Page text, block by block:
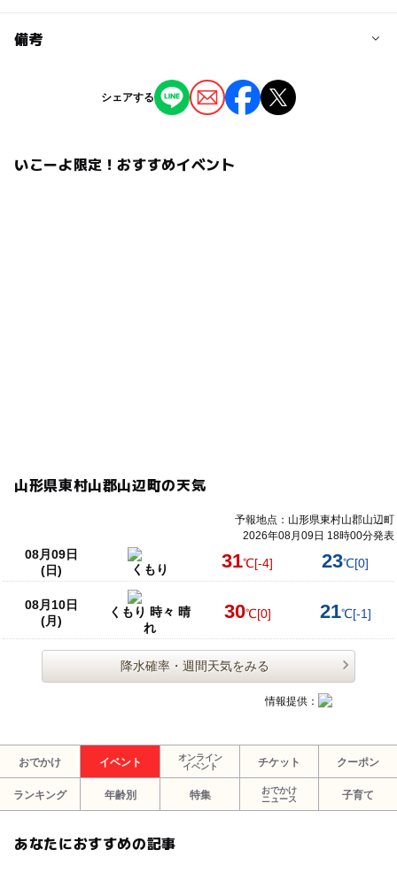
予約/応募
備考
※掲載の情報は天候や主催者側の都合などにより変更にな
ることがあります。
シェアする
いこーよ限定！おすすめイベント
山形県東村山郡山辺町の天気
予報地点：山形県東村山郡山辺町
2026年08月09日 18時00分発表
08月09日
(日)
くもり 31℃[-4] 23℃[0]
08月10日
(月)
くもり 時々 晴
れ
30℃[0] 21℃[-1]
降水確率・週間天気をみる
情報提供：
おでかけ イベント
オンライン
イベント
チケット クーポン
ランキング 年齢別 特集
おでかけ
ニュース
子育て
あなたにおすすめの記事